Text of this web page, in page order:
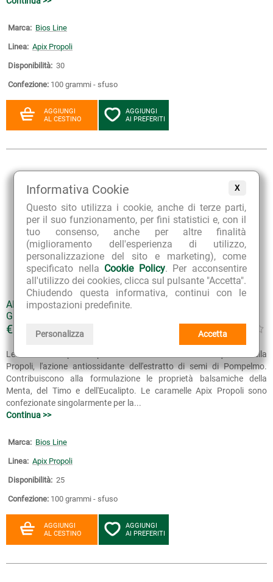
X
Informativa Cookie
Questo sito utilizza i cookie, anche di terze parti,
per il suo funzionamento, per fini statistici e, con il
tuo consenso, anche per altre finalità
(miglioramento dell'esperienza di utilizzo,
personalizzazione del sito e marketing), come
specificato nella Cookie Policy. Per acconsentire
all'utilizzo dei cookies, clicca sul pulsante "Accetta".
Chiudendo questa informativa, continui con le
impostazioni predefinite.
Personalizza Accetta
Marca: Bios Line
Linea: Apix Propoli
Disponibilità: 30
Confezione: 100 grammi - sfuso
AGGIUNGI
AL CESTINO
AGGIUNGI
AI PREFERITI
APIX PROPOLI CARAMELLE GUSTO BALSAMICO SENZA
GLUTINE SENZA ZUCCHERO
€ 5.00
Le caramelle Apix Propoli associano alle ben note qualità della
Propoli, l'azione antiossidante dell'estratto di semi di Pompelmo.
Contribuiscono alla formulazione le proprietà balsamiche della
Menta, del Timo e dell'Eucalipto. Le caramelle Apix Propoli sono
confezionate singolarmente per la...
Continua >>
Marca: Bios Line
Linea: Apix Propoli
Disponibilità: 25
Confezione: 100 grammi - sfuso
AGGIUNGI
AL CESTINO
AGGIUNGI
AI PREFERITI